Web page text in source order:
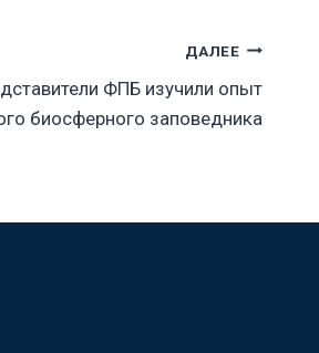
ДАЛЕЕ
ФПБ изучили опыт
биосферного заповедника